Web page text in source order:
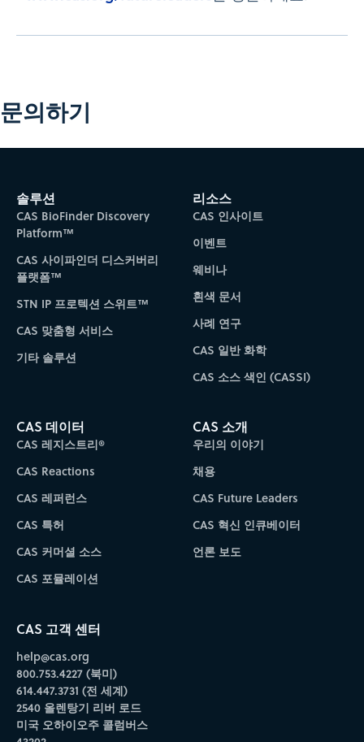
문의하기
솔루션
CAS BioFinder Discovery
Platform™
CAS 사이파인더 디스커버리
플랫폼™
STN IP 프로텍션 스위트™
CAS 맞춤형 서비스
기타 솔루션
리소스
CAS 인사이트
이벤트
웨비나
흰색 문서
사례 연구
CAS 일반 화학
CAS 소스 색인 (CASSI)
CAS 데이터
CAS 레지스트리®
CAS Reactions
CAS 레퍼런스
CAS 특허
CAS 커머셜 소스
CAS 포뮬레이션
CAS 소개
우리의 이야기
채용
CAS Future Leaders
CAS 혁신 인큐베이터
언론 보도
CAS 고객 센터
help@cas.org
800.753.4227 (북미)
614.447.3731 (전 세계)
2540 올렌탕기 리버 로드
미국 오하이오주 콜럼버스